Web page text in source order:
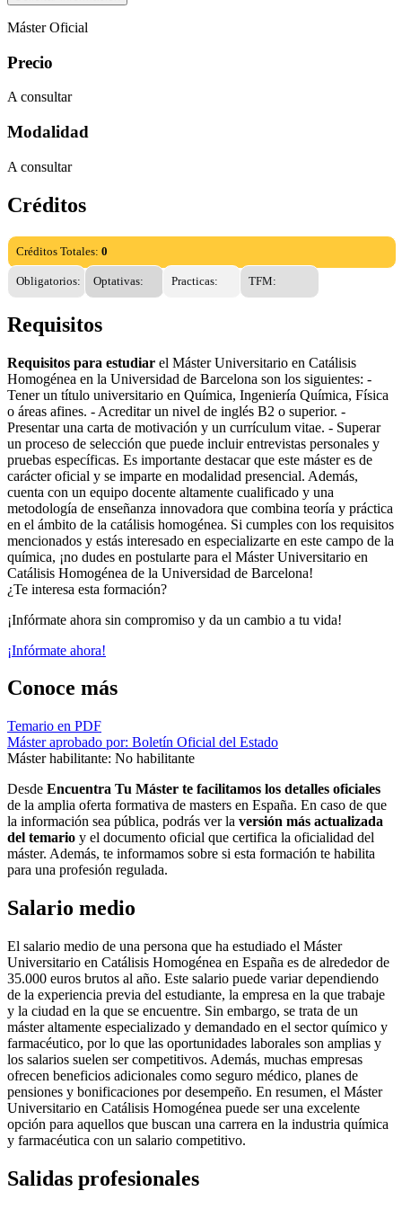
Máster Oficial
Precio
A consultar
Modalidad
A consultar
Créditos
Créditos Totales: 0
Obligatorios: Optativas: Practicas: TFM:
Requisitos
Requisitos para estudiar el Máster Universitario en Catálisis
Homogénea en la Universidad de Barcelona son los siguientes: -
Tener un título universitario en Química, Ingeniería Química, Física
o áreas afines. - Acreditar un nivel de inglés B2 o superior. -
Presentar una carta de motivación y un currículum vitae. - Superar
un proceso de selección que puede incluir entrevistas personales y
pruebas específicas. Es importante destacar que este máster es de
carácter oficial y se imparte en modalidad presencial. Además,
cuenta con un equipo docente altamente cualificado y una
metodología de enseñanza innovadora que combina teoría y práctica
en el ámbito de la catálisis homogénea. Si cumples con los requisitos
mencionados y estás interesado en especializarte en este campo de la
química, ¡no dudes en postularte para el Máster Universitario en
Catálisis Homogénea de la Universidad de Barcelona!
¿Te interesa esta formación?
¡Infórmate ahora sin compromiso y da un cambio a tu vida!
¡Infórmate ahora!
Conoce más
Temario en PDF
Máster aprobado por: Boletín Oficial del Estado
Máster habilitante: No habilitante
Desde Encuentra Tu Máster te facilitamos los detalles oficiales
de la amplia oferta formativa de masters en España. En caso de que
la información sea pública, podrás ver la versión más actualizada
del temario y el documento oficial que certifica la oficialidad del
máster. Además, te informamos sobre si esta formación te habilita
para una profesión regulada.
Salario medio
El salario medio de una persona que ha estudiado el Máster
Universitario en Catálisis Homogénea en España es de alrededor de
35.000 euros brutos al año. Este salario puede variar dependiendo
de la experiencia previa del estudiante, la empresa en la que trabaje
y la ciudad en la que se encuentre. Sin embargo, se trata de un
máster altamente especializado y demandado en el sector químico y
farmacéutico, por lo que las oportunidades laborales son amplias y
los salarios suelen ser competitivos. Además, muchas empresas
ofrecen beneficios adicionales como seguro médico, planes de
pensiones y bonificaciones por desempeño. En resumen, el Máster
Universitario en Catálisis Homogénea puede ser una excelente
opción para aquellos que buscan una carrera en la industria química
y farmacéutica con un salario competitivo.
Salidas profesionales